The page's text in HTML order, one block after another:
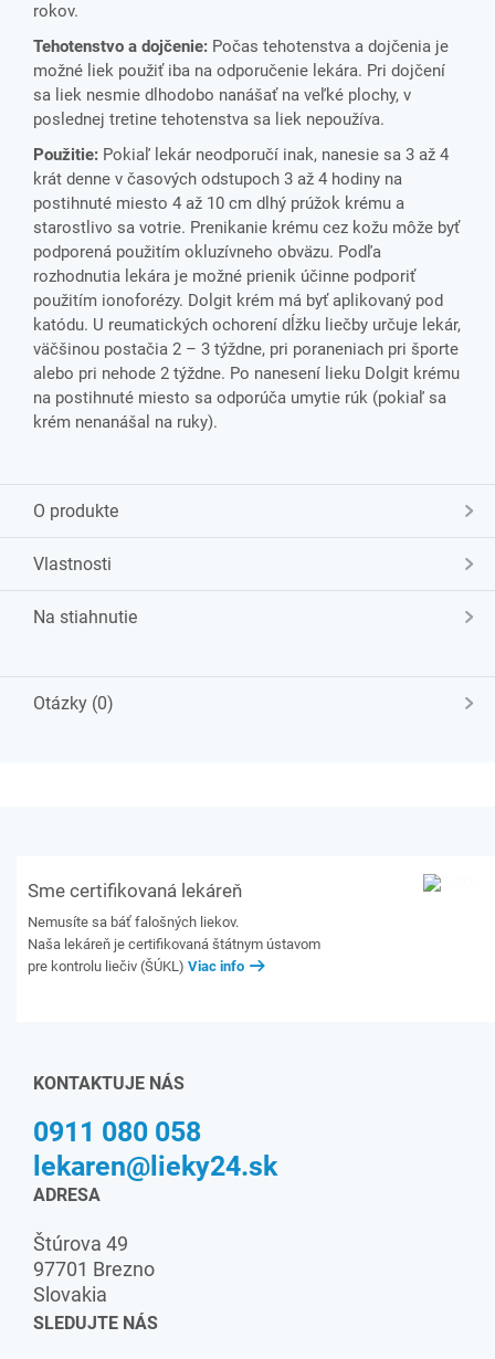
rokov.
Tehotenstvo a dojčenie: Počas tehotenstva a dojčenia je
možné liek použiť iba na odporučenie lekára. Pri dojčení
sa liek nesmie dlhodobo nanášať na veľké plochy, v
poslednej tretine tehotenstva sa liek nepoužíva.
Použitie: Pokiaľ lekár neodporučí inak, nanesie sa 3 až 4
krát denne v časových odstupoch 3 až 4 hodiny na
postihnuté miesto 4 až 10 cm dlhý prúžok krému a
starostlivo sa votrie. Prenikanie krému cez kožu môže byť
podporená použitím okluzívneho obväzu. Podľa
rozhodnutia lekára je možné prienik účinne podporiť
použitím ionoforézy. Dolgit krém má byť aplikovaný pod
katódu. U reumatických ochorení dĺžku liečby určuje lekár,
väčšinou postačia 2 – 3 týždne, pri poraneniach pri športe
alebo pri nehode 2 týždne. Po nanesení lieku Dolgit krému
na postihnuté miesto sa odporúča umytie rúk (pokiaľ sa
krém nenanášal na ruky).
O produkte
Vlastnosti
Na stiahnutie
Otázky (0)
Sme certifikovaná lekáreň
Nemusíte sa báť falošných liekov.
Naša lekáreň je certifikovaná štátnym ústavom
pre kontrolu liečiv (ŠÚKL) Viac info
KONTAKTUJE NÁS
0911 080 058
lekaren@lieky24.sk
ADRESA
Štúrova 49
97701 Brezno
Slovakia
SLEDUJTE NÁS